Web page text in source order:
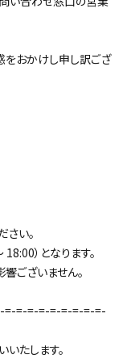
おかけし申し訳ござ
い。
）となります。
ございません。
=-=-=-=-=-=-=-=-
いたします。